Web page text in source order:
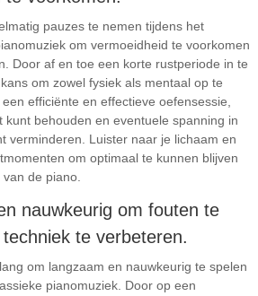
pauzes te nemen tijdens het
om vermoeidheid te voorkomen
Door af en toe een korte rustperiode in te
om zowel fysiek als mentaal op te
efficiënte en effectieve oefensessie,
kunt behouden en eventuele spanning in
verminderen. Luister naar je lichaam en
om optimaal te kunnen blijven
de piano.
nauwkeurig om fouten te
te verbeteren.
om langzaam en nauwkeurig te spelen
pianomuziek. Door op een